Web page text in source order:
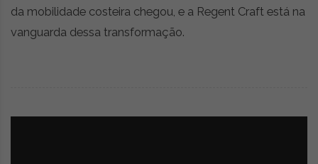
da mobilidade costeira chegou, e a Regent Craft está na
vanguarda dessa transformação.